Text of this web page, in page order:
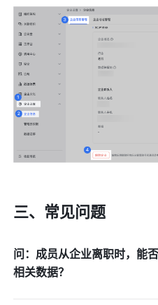
三、常见问题
问：成员从企业离职时，能
相关数据？